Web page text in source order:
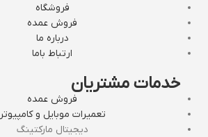
فروشگاه
فروش عمده
درباره ما
ارتباط باما
خدمات مشتریان
فروش عمده
تعمیرات موبایل و کامپیوتر
دیجیتال مارکتینگ